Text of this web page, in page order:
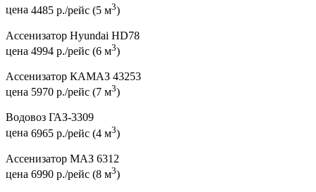
цена 4485 р./рейс (5 м3)
Ассенизатор Hyundai HD78
цена 4994 р./рейс (6 м3)
Ассенизатор КАМАЗ 43253
цена 5970 р./рейс (7 м3)
Водовоз ГАЗ-3309
цена 6965 р./рейс (4 м3)
Ассенизатор МАЗ 6312
цена 6990 р./рейс (8 м3)